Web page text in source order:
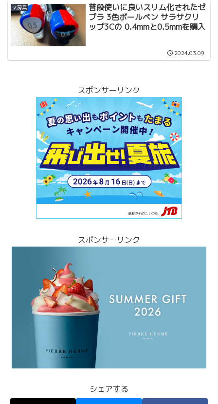
文房具
普段使いに良いスリム化されたゼ
ブラ 3色ボールペン サラサクリ
ップ3Cの 0.4mmと0.5mmを購入
2024.03.09
スポンサーリンク
スポンサーリンク
シェアする